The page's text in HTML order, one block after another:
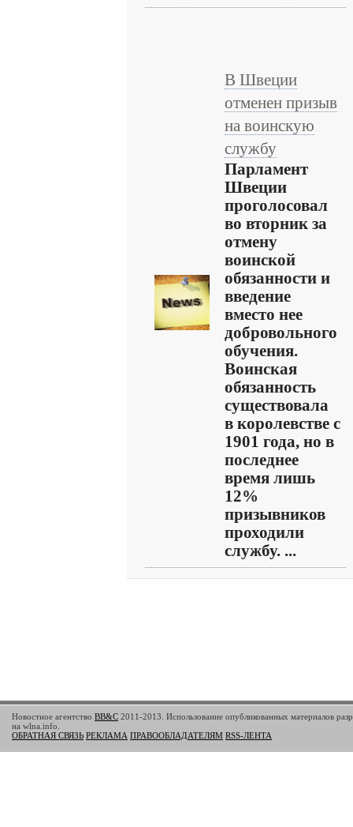
В Швеции
отменен призыв
на воинскую
службу
Парламент
Швеции
проголосовал
во вторник за
отмену
воинской
обязанности и
введение
вместо нее
добровольного
обучения.
Воинская
обязанность
существовала
в королевстве с
1901 года, но в
последнее
время лишь
12%
призывников
проходили
службу. ...
Новостное агентство BB&C 2011-2013. Использование опубликованных материалов
на wlna.info.
ОБРАТНАЯ СВЯЗЬ РЕКЛАМА ПРАВООБЛАДАТЕЛЯМ RSS-ЛЕНТА